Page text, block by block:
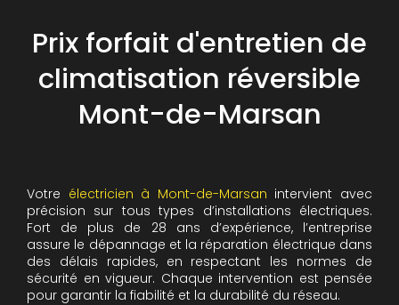
Prix forfait d'entretien de
climatisation réversible
Mont-de-Marsan
Votre électricien à Mont-de-Marsan intervient avec
précision sur tous types d’installations électriques.
Fort de plus de 28 ans d’expérience, l’entreprise
assure le dépannage et la réparation électrique dans
des délais rapides, en respectant les normes de
sécurité en vigueur. Chaque intervention est pensée
pour garantir la fiabilité et la durabilité du réseau.